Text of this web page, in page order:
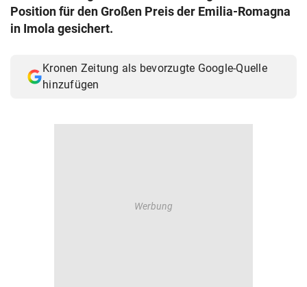
Muthgasse 2, 1190 Wien
Position für den Großen Preis der Emilia-Romagna
in Imola gesichert.
Kronen Zeitung als bevorzugte Google-Quelle
hinzufügen